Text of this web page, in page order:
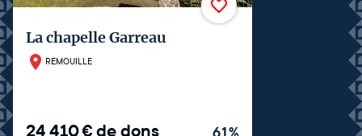
La chapelle Garreau
REMOUILLE
24 410€de dons